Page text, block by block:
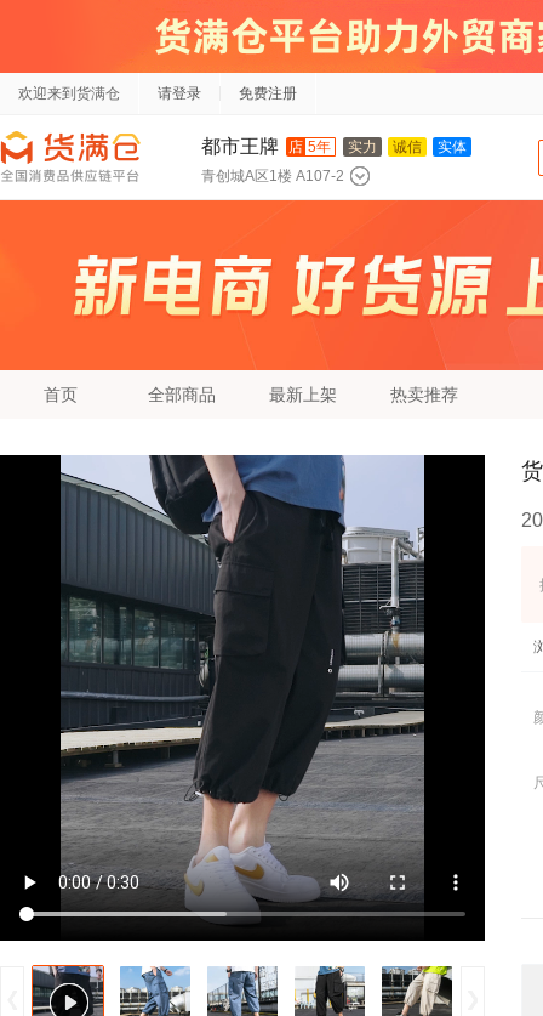
欢迎来到货满仓 请登录 免费注册
都市王牌 店 5年 实力 诚信
实体
青创城A区1楼 A107-2
首页 全部商品 最新上架 热卖推荐